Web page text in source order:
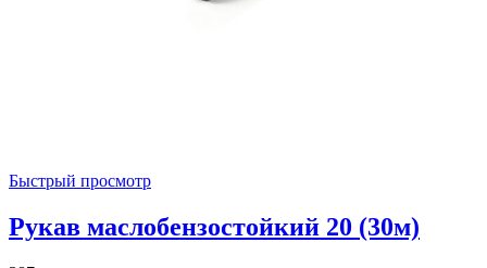
Быстрый просмотр
Рукав маслобензостойкий 20 (30м)